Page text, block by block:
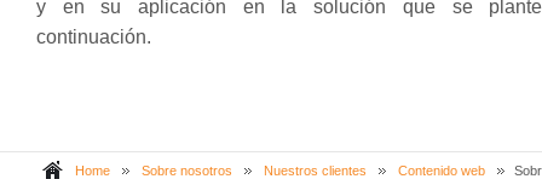
y en su aplicación en la solución que se
continuación.
Home Sobre nosotros Nuestros clientes Contenido web